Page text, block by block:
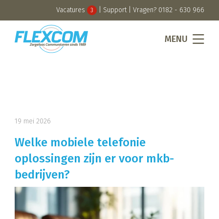
Vacatures 3 Support| Vragen? 0182 - 630 966
MENU
19 mei 2026
Welke mobiele telefonie
oplossingen zijn er voor mkb-
bedrijven?